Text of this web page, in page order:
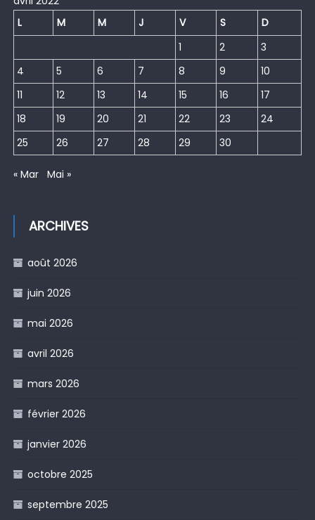
L
M M J V S
D
1
2
3
4
5 6 7 8 9
10
11
12 13 14 15 16
17
18
19 20 21 22 23
24
25
26 27 28 29 30
« Mar Mai »
ARCHIVES
août 2026
juin 2026
mai 2026
avril 2026
mars 2026
février 2026
janvier 2026
octobre 2025
septembre 2025